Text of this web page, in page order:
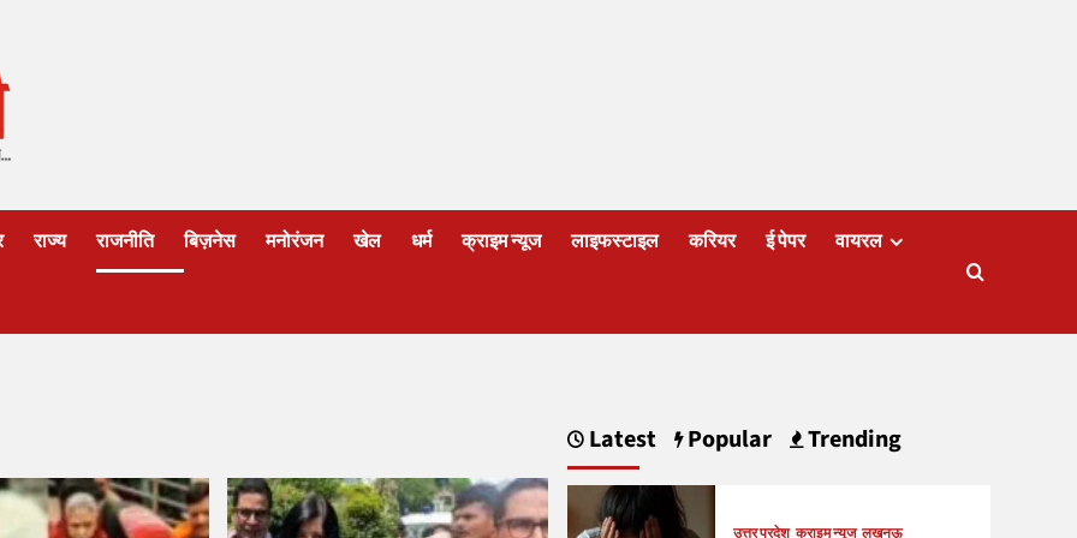
राज्य राजनीति बिज़नेस मनोरंजन खेल धर्म क्राइम न्यूज लाइफस्टाइल करियर ई पेपर वायरल
Latest Popular Trending